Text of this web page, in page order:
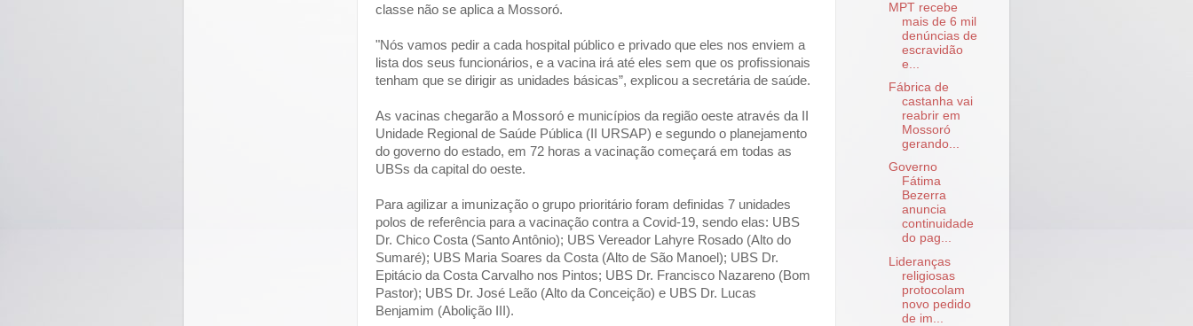
classe não se aplica a Mossoró.
"Nós vamos pedir a cada hospital público e privado que eles nos enviem a
lista dos seus funcionários, e a vacina irá até eles sem que os profissionais
tenham que se dirigir as unidades básicas”, explicou a secretária de saúde.
As vacinas chegarão a Mossoró e municípios da região oeste através da II
Unidade Regional de Saúde Pública (II URSAP) e segundo o planejamento
do governo do estado, em 72 horas a vacinação começará em todas as
UBSs da capital do oeste.
Para agilizar a imunização o grupo prioritário foram definidas 7 unidades
polos de referência para a vacinação contra a Covid-19, sendo elas: UBS
Dr. Chico Costa (Santo Antônio); UBS Vereador Lahyre Rosado (Alto do
Sumaré); UBS Maria Soares da Costa (Alto de São Manoel); UBS Dr.
Epitácio da Costa Carvalho nos Pintos; UBS Dr. Francisco Nazareno (Bom
Pastor); UBS Dr. José Leão (Alto da Conceição) e UBS Dr. Lucas
Benjamim (Abolição III).
MPT recebe
mais de 6 mil
denúncias de
escravidão
e...
Fábrica de
castanha vai
reabrir em
Mossoró
gerando...
Governo
Fátima
Bezerra
anuncia
continuidade
do pag...
Lideranças
religiosas
protocolam
novo pedido
de im...